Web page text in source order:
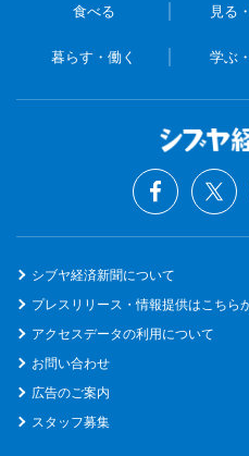
食べる 見る
暮らす・働く 学ぶ
シブヤ経済新聞について
プレスリリース・情報提供はこちら
アクセスデータの利用について
お問い合わせ
広告のご案内
スタッフ募集